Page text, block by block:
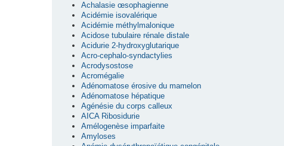
Achalasie œsophagienne
Acidémie isovalérique
Acidémie méthylmalonique
Acidose tubulaire rénale distale
Acidurie 2-hydroxyglutarique
Acro-cephalo-syndactylies
Acrodysostose
Acromégalie
Adénomatose érosive du mamelon
Adénomatose hépatique
Agénésie du corps calleux
AICA Ribosidurie
Amélogenèse imparfaite
Amyloses